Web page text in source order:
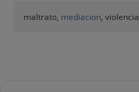
maltrato, mediacion, violencia